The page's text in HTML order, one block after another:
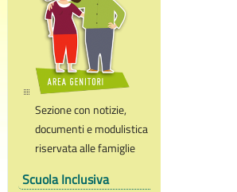
Sezione con notizie,
documenti e modulistica
riservata alle famiglie
Scuola Inclusiva